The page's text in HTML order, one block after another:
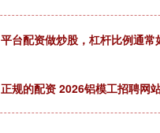
平台配资做炒股，杠杆比例通
正规的配资 2026铝模工招聘网